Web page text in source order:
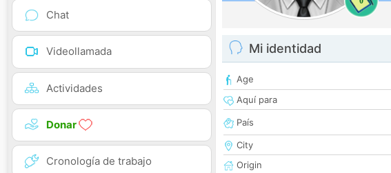
Chat
Videollamada
Actividades
Donar
Cronología de trabajo
Mi identidad
Age
Aquí para
País
City
Origin